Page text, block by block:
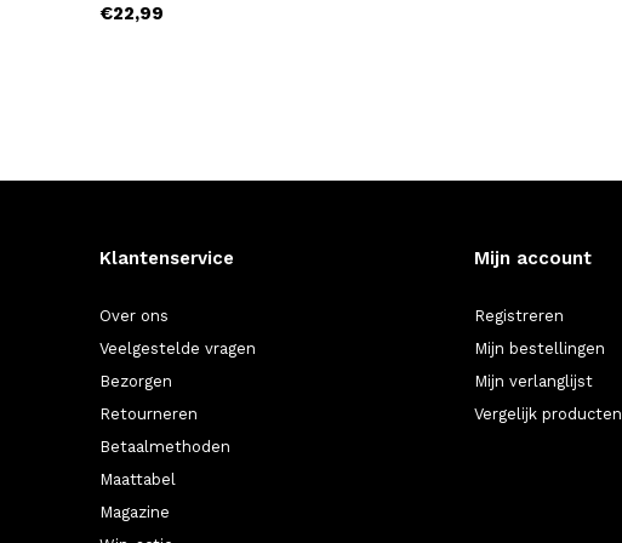
€22,99
Klantenservice
Over ons
Veelgestelde vragen
Bezorgen
Retourneren
Betaalmethoden
Maattabel
Magazine
Mijn account
Registreren
Mijn bestellingen
Mijn verlanglijst
Vergelijk producten